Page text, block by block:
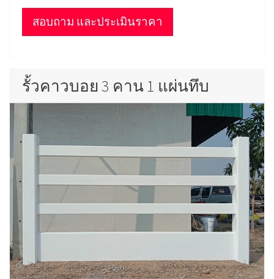
สอบถาม และประเมินราคา
รั้วคาวบอย 3 คาน 1 แผ่นทึบ